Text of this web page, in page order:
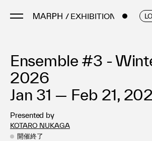
/ EXHIBITIONS
Artists
Artworks
Galleries & Museums
Exhibitions
Art Fairs & Events
Press Releases
Ensemble #3 -
2026
Jan 31 — Feb 21,
Presented by
KOTARO NUKAGA
開催終了